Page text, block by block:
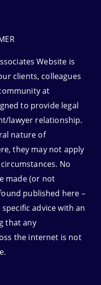
Website is
clients, colleagues
at
to provide legal
lawyer relationship.
nature of
they may not apply
No
made (or not
published here –
advice with an
that any
the internet is not